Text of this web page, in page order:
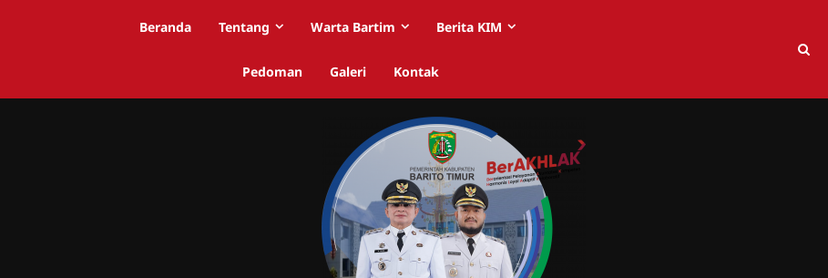
Beranda Tentang Warta Bartim Berita KIM
Pedoman Galeri Kontak